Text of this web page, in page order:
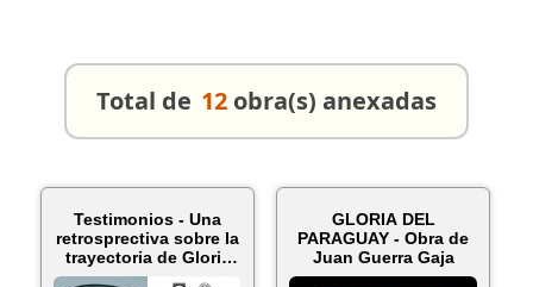
Total de 12 obra(s) anexadas
Testimonios - Una
retrosprectiva sobre la
trayectoria de Gloria
d...
GLORIA DEL
PARAGUAY - Obra de
Juan Guerra Gaja